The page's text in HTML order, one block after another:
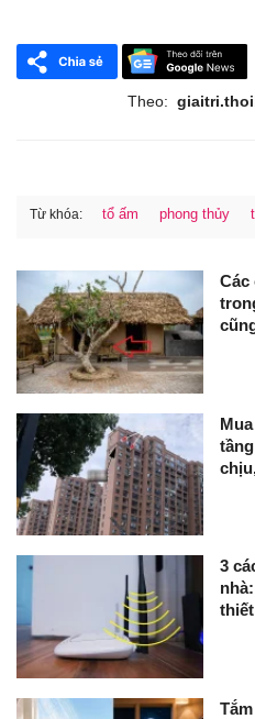
Theo:
Từ khóa: tổ ấm phong thủy
Các
3
thiết